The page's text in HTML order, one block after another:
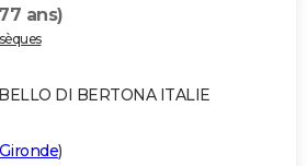
ans)
DI BERTONA ITALIE
)